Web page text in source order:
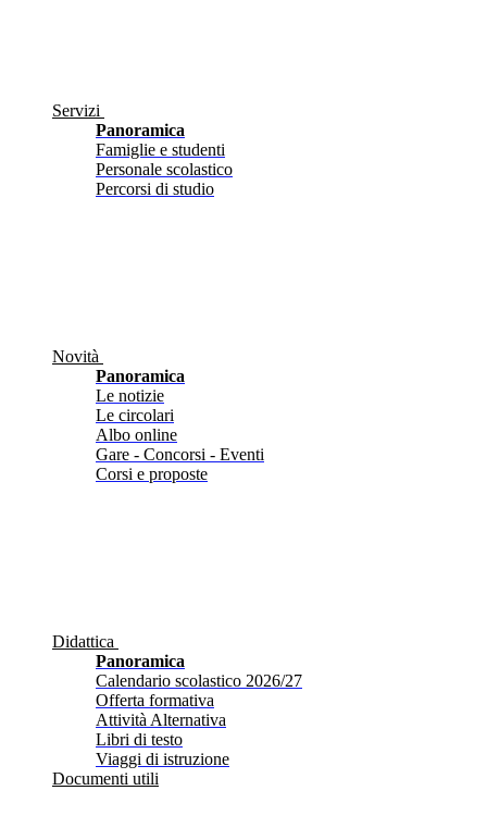
Servizi
Panoramica
Famiglie e studenti
Personale scolastico
Percorsi di studio
Novità
Panoramica
Le notizie
Le circolari
Albo online
Gare - Concorsi - Eventi
Corsi e proposte
Didattica
Panoramica
Calendario scolastico 2026/27
Offerta formativa
Attività Alternativa
Libri di testo
Viaggi di istruzione
Documenti utili